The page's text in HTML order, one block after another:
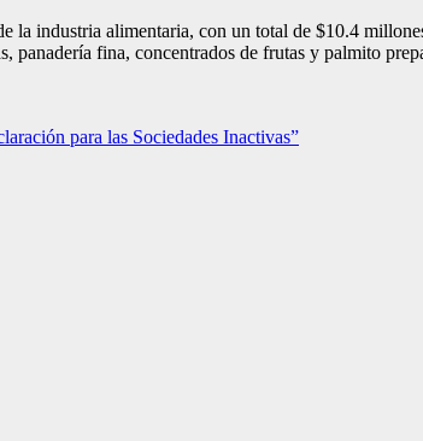
la industria alimentaria, con un total de $10.4
panadería fina, concentrados de frutas y palmito
para las Sociedades Inactivas”